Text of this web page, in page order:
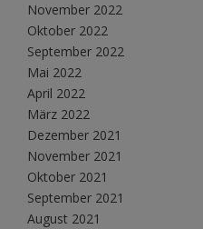
November 2022
Oktober 2022
September 2022
Mai 2022
April 2022
März 2022
Dezember 2021
November 2021
Oktober 2021
September 2021
August 2021